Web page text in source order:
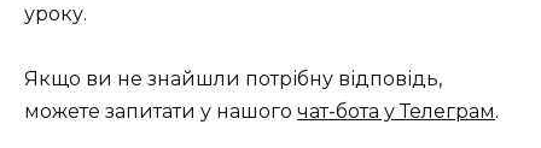
уроку.
Якщо ви не знайшли потрібну відповідь,
можете запитати у нашого чат-бота у Телеграм.